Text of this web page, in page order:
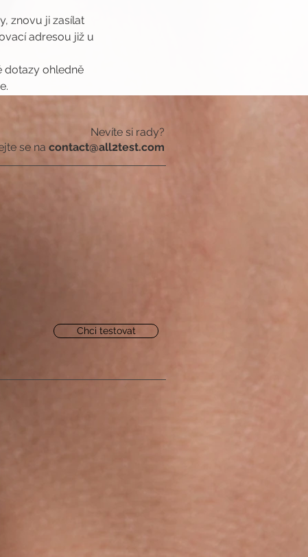
znovu ji zasílat
adresou již u
dotazy ohledně
Nevíte si rady?
se na contact@all2test.com
Chci testovat